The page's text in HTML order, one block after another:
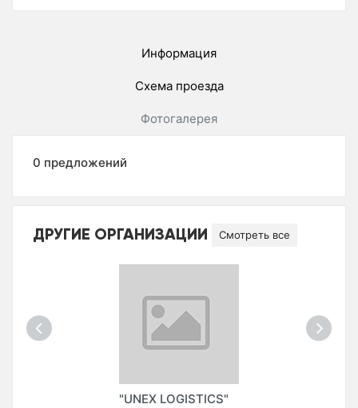
Информация
Схема проезда
Фотогалерея
0 предложений
ДРУГИЕ ОРГАНИЗАЦИИ Смотреть все
"UNEX LOGISTICS"